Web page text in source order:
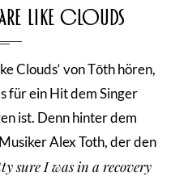
Like Clouds
Clouds‘ von Tōth hören,
für ein Hit dem Singer
ist. Denn hinter dem
Alex Toth, der den
sure I was in a recovery